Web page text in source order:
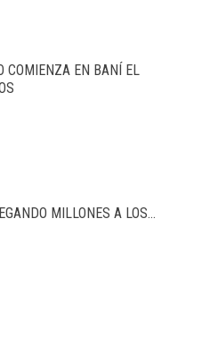
COMIENZA EN BANÍ EL
MILLONES A LOS…